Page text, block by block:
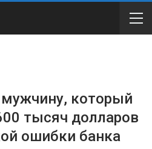
который
тысяч долларов
ошибки банка